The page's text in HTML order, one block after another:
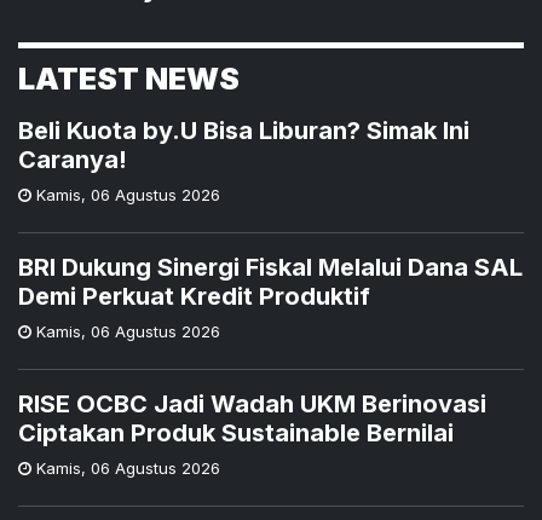
LATEST NEWS
Beli Kuota by.U Bisa Liburan? Simak Ini
Caranya!
Kamis, 06 Agustus 2026
BRI Dukung Sinergi Fiskal Melalui Dana SAL
Demi Perkuat Kredit Produktif
Kamis, 06 Agustus 2026
RISE OCBC Jadi Wadah UKM Berinovasi
Ciptakan Produk Sustainable Bernilai
Kamis, 06 Agustus 2026